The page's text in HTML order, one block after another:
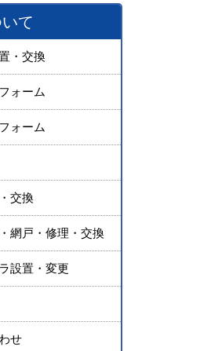
て
・交換
ォーム
ォーム
交換
網戸・修理・交換
設置・変更
せ